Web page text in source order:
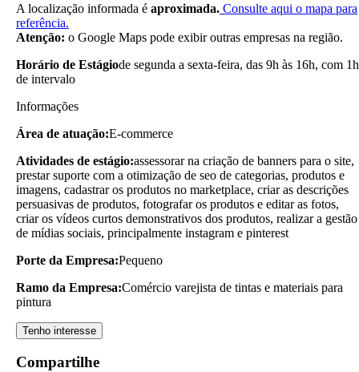
A localização informada é aproximada. Consulte aqui o mapa para
referência.
Atenção: o Google Maps pode exibir outras empresas na região.
Horário de Estágiode segunda a sexta-feira, das 9h às 16h, com 1h
de intervalo
Informações
Área de atuação:E-commerce
Atividades de estágio:assessorar na criação de banners para o site,
prestar suporte com a otimização de seo de categorias, produtos e
imagens, cadastrar os produtos no marketplace, criar as descrições
persuasivas de produtos, fotografar os produtos e editar as fotos,
criar os vídeos curtos demonstrativos dos produtos, realizar a gestão
de mídias sociais, principalmente instagram e pinterest
Porte da Empresa:Pequeno
Ramo da Empresa:Comércio varejista de tintas e materiais para
pintura
Tenho interesse
Compartilhe